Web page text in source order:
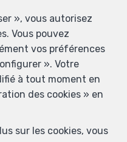
», vous autorisez
Vous pouvez
vos préférences
». Votre
à tout moment en
des cookies » en
sur les cookies, vous
- N° entreprise :
de contrôle: Institut
rue du
(+32 2 505 38 50 -
déontologique de l’ IPI
via AXA Belgium
Bruxelles – police n°
pour les activités